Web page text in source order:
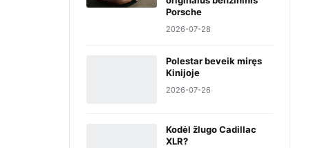
Porsche
2026-07-28
Polestar beveik miręs
Kinijoje
2026-07-26
Kodėl žlugo Cadillac
XLR?